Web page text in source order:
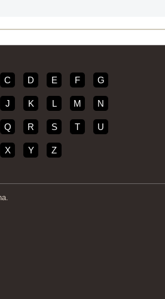
C D E F G
J K L M N
Q R S T U
X Y Z